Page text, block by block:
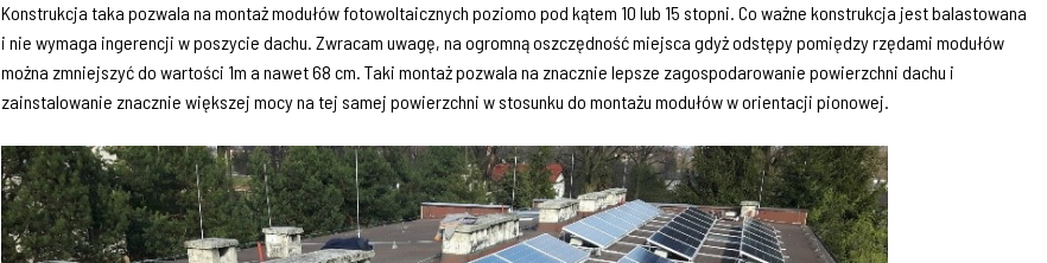
Konstrukcja taka pozwala na montaż modułów fotowoltaicznych poziomo pod kątem 10 lub 15 stopni. Co ważne konstrukcja jest balastowana
i nie wymaga ingerencji w poszycie dachu. Zwracam uwagę, na ogromną oszczędność miejsca gdyż odstępy pomiędzy rzędami modułów
można zmniejszyć do wartości 1m a nawet 68 cm. Taki montaż pozwala na znacznie lepsze zagospodarowanie powierzchni dachu i
zainstalowanie znacznie większej mocy na tej samej powierzchni w stosunku do montażu modułów w orientacji pionowej.